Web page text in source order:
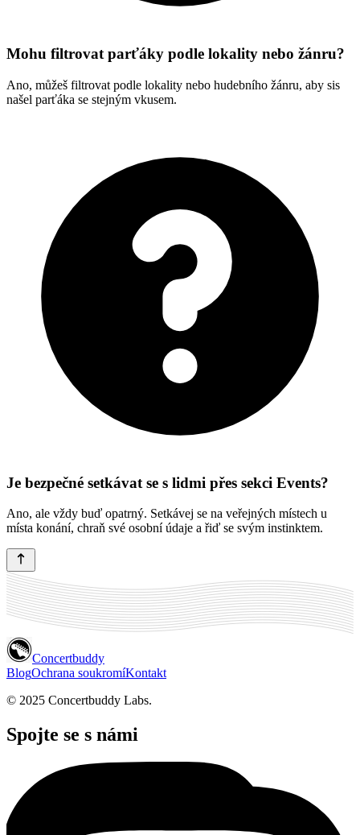
Mohu filtrovat parťáky podle lokality nebo žánru?
Ano, můžeš filtrovat podle lokality nebo hudebního žánru, aby sis
našel parťáka se stejným vkusem.
Je bezpečné setkávat se s lidmi přes sekci Events?
Ano, ale vždy buď opatrný. Setkávej se na veřejných místech u
místa konání, chraň své osobní údaje a řiď se svým instinktem.
Concertbuddy
BlogOchrana soukromíKontakt
© 2025 Concertbuddy Labs.
Spojte se s námi